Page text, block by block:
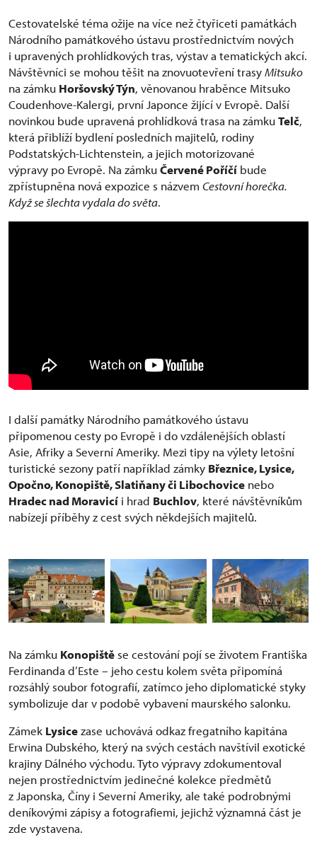
Cestovatelské téma ožije na více než čtyřiceti památkách
Národního památkového ústavu prostřednictvím nových
i upravených prohlídkových tras, výstav a tematických akcí.
Návštěvníci se mohou těšit na znovuotevření trasyMitsuko
na zámku Horšovský Týn, věnovanou hraběnce Mitsuko
Coudenhove-Kalergi, první Japonce žijící v Evropě. Další
novinkou bude upravená prohlídková trasa na zámkuTelč,
která přiblíží bydlení posledních majitelů, rodiny
Podstatských-Lichtenstein, a jejich motorizované
výpravy po Evropě. Na zámkuČervené Poříčí bude
zpřístupněna nová expozice s názvem Cestovní horečka.
Když se šlechta vydala do světa.
I další památky Národního památkového ústavu
připomenou cesty po Evropě i do vzdálenějších oblastí
Asie, Afriky a Severní Ameriky. Mezi tipy na výlety letošní
turistické sezony patří například zámky Březnice, Lysice,
Opočno, Konopiště, Slatiňany či Libochovice nebo
Hradec nad Moravicí i hrad Buchlov, které návštěvníkům
nabízejí příběhy z cest svých někdejších majitelů.
Na zámku Konopiště se cestování pojí se životem Františka
Ferdinanda d’Este – jeho cestu kolem světa připomíná
rozsáhlý soubor fotografií, zatímco jeho diplomatické styky
symbolizuje dar v podobě vybavení maurského salonku.
Zámek Lysicezase uchovává odkaz fregatního kapitána
Erwina Dubského, který na svých cestách navštívil exotické
krajiny Dálného východu. Tyto výpravy zdokumentoval
nejen prostřednictvím jedinečné kolekce předmětů
z Japonska, Číny i Severní Ameriky, ale také podrobnými
deníkovými zápisy a fotografiemi, jejichž významná část je
zde vystavena.